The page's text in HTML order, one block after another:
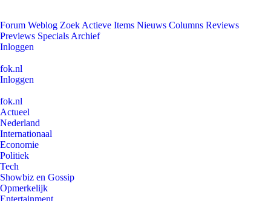
Forum Weblog Zoek Actieve Items Nieuws Columns Reviews
Previews Specials Archief
Inloggen
fok.nl
Inloggen
fok.nl
Actueel
Nederland
Internationaal
Economie
Politiek
Tech
Showbiz en Gossip
Opmerkelijk
Entertainment